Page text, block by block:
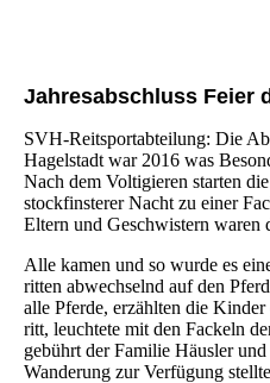
Jahresabschluss Feier
SVH-Reitsportabteilung: Die
Hagelstadt war 2016 was
Nach dem Voltigieren starten
stockfinsterer Nacht zu einer
Eltern und Geschwistern waren
Alle kamen und so wurde es
ritten abwechselnd auf den
alle Pferde, erzählten die
ritt, leuchtete mit den Fackeln
gebührt der Familie Häusler
Wanderung zur Verfügung